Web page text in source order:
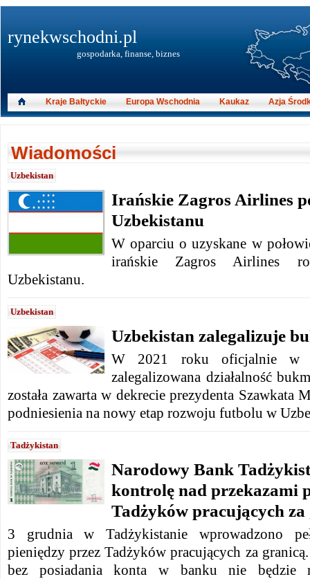
Wiadomości
Uzbekistan
Irańskie Zagros Airlines
Uzbekistanu
W oparciu o uzyskane w
irańskie Zagros Airlines
Uzbekistanu.
Uzbekistan
Uzbekistan zalegalizuje
W 2021 roku oficjalnie w
zalegalizowana działalność
została zawarta w dekrecie prezydenta Szawkata
podniesienia na nowy etap rozwoju futbolu w
Tadżykistan
Narodowy Bank
kontrolę nad przekazami
Tadżyków pracujących
3 grudnia w Tadżykistanie wprowadzono
pieniędzy przez Tadżyków pracujących za
bez posiadania konta w banku nie będzie
rynekwschodni.pl
gospodarka, finanse, biznes
Kraje Bałtyckie Europa Wschodnia Kaukaz Azja